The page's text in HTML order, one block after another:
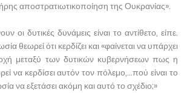
αποστρατιωτικοποίηση της Ουκρανίας».
οι δυτικές δυνάμεις είναι το αντίθετο, είπε.
θεωρεί ότι κερδίζει και «φαίνεται να υπάρχει
μεταξύ των δυτικών κυβερνήσεων πως η
να κερδίσει αυτόν τον πόλεμο,…πού είναι το
να εξετάσει ακόμη και αυτό το σχέδιο;»